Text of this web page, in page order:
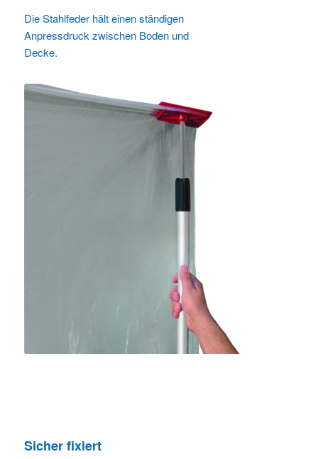
Die Stahlfeder hält einen ständigen
Anpressdruck zwischen Boden und
Decke.
Sicher fixiert